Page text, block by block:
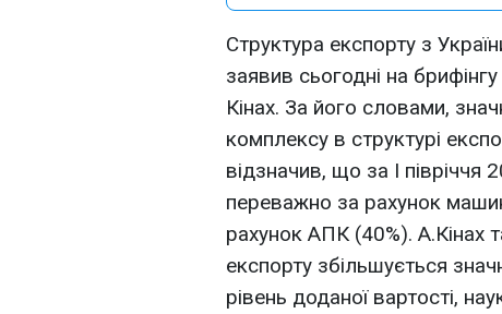
Структура експорту з
заявив сьогодні на
Кiнах. За його словами,
комплексу в структурі
відзначив, що за I півріччя
переважно за рахунок
рахунок АПК (40%). А.Кiнах
експорту збільшується
рівень доданої вартості,